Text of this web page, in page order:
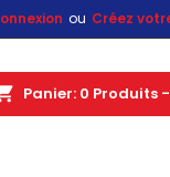
ou Créez
Panier: 0 Produits -